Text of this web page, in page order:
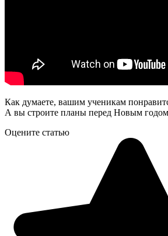
Как думаете, вашим ученикам
А вы строите планы перед Новым
Оцените статью